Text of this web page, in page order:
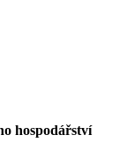
hospodářství